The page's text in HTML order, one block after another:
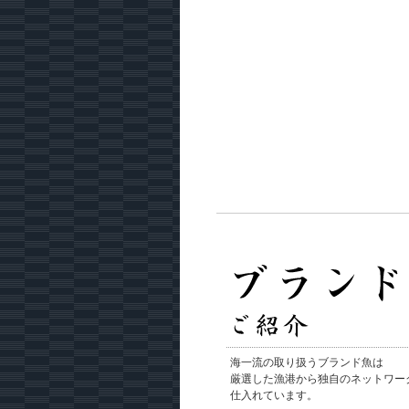
海一流の取り扱うブランド魚は
厳選した漁港から独自のネットワー
仕入れています。